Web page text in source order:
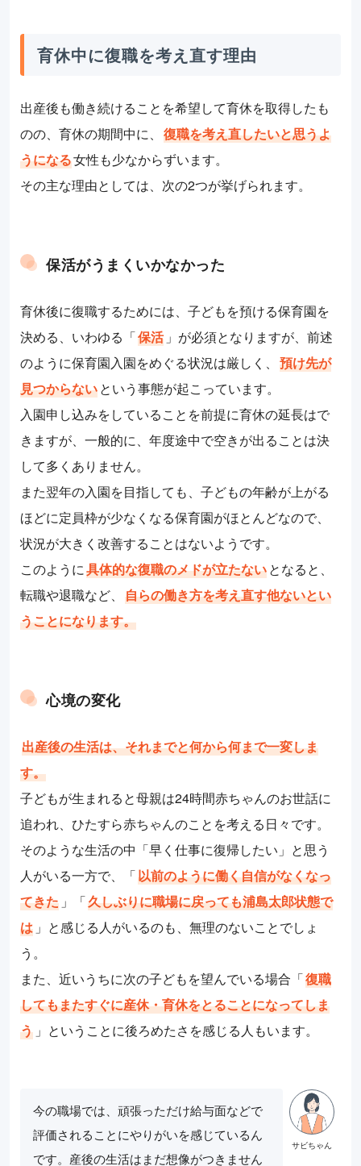
育休中に復職を考え直す理由
出産後も働き続けることを希望して育休を取得したも
のの、育休の期間中に、 復職を考え直したいと思うよ
うになる女性も少なからずいます。
その主な理由としては、次の2つが挙げられます。
保活がうまくいかなかった
育休後に復職するためには、子どもを預ける保育園を
決める、いわゆる「保活 」が必須となりますが、前述
のように保育園入園をめぐる状況は厳しく、 預け先が
見つからないという事態が起こっています。
入園申し込みをしていることを前提に育休の延長はで
きますが、一般的に、年度途中で空きが出ることは決
して多くありません。
また翌年の入園を目指しても、子どもの年齢が上がる
ほどに定員枠が少なくなる保育園がほとんどなので、
状況が大きく改善することはないようです。
このように具体的な復職のメドが立たないとなると、
転職や退職など、 自らの働き方を考え直す他ないとい
うことになります。
心境の変化
出産後の生活は、それまでと何から何まで一変しま
す。
子どもが生まれると母親は24時間赤ちゃんのお世話に
追われ、ひたすら赤ちゃんのことを考える日々です。
そのような生活の中「早く仕事に復帰したい」と思う
人がいる一方で、「以前のように働く自信がなくなっ
てきた 」「久しぶりに職場に戻っても浦島太郎状態で
は 」と感じる人がいるのも、無理のないことでしょ
う。
また、近いうちに次の子どもを望んでいる場合「復職
してもまたすぐに産休・育休をとることになってしま
う 」ということに後ろめたさを感じる人もいます。
今の職場では、頑張っただけ給与面などで
評価されることにやりがいを感じているん
です。産後の生活はまだ想像がつきません